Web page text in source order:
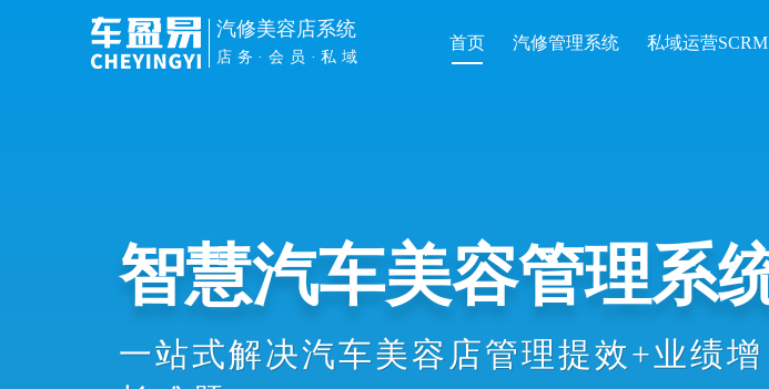
汽修美容店系统
店务·会员·私域
首页 汽修管理系统 私域运营SCRM
管理提效
手机扫车牌接车、维修开单收银、会
员办卡消费、业绩提成统计等数智化